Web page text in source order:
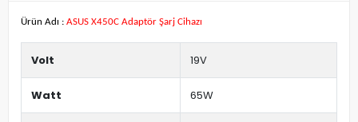
Ürün Adı : ASUS X450C Adaptör Şarj Cihazı
Volt 19V
Watt 65W